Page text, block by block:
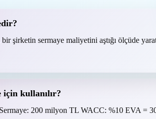
şirketin sermaye maliyetini aştığı ölçüde
için kullanılır?
200 milyon TL WACC: %10 EVA =